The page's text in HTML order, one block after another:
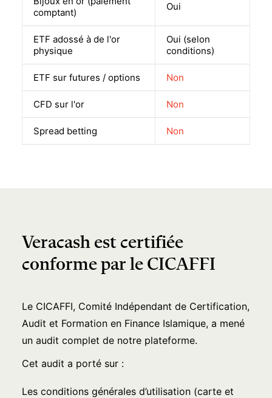
comptant)
Oui
ETF adossé à de l'or
physique
Oui (selon
conditions)
ETF sur futures / options Non
CFD sur l'or Non
Spread betting Non
Veracash est certifiée
conforme par le CICAFFI
Le CICAFFI, Comité Indépendant de Certification,
Audit et Formation en Finance Islamique, a mené
un audit complet de notre plateforme.
Cet audit a porté sur :
Les conditions générales d’utilisation (carte et